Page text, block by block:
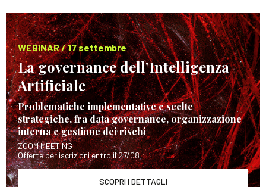
WEBINAR / 17 settembre
La governance dell’Intelligenza
Artificiale
Problematiche implementative e scelte
strategiche, fra data governance, organizzazione
interna e gestione dei rischi
ZOOM MEETING
Offerte per iscrizioni entro il 27/08
SCOPRI I DETTAGLI